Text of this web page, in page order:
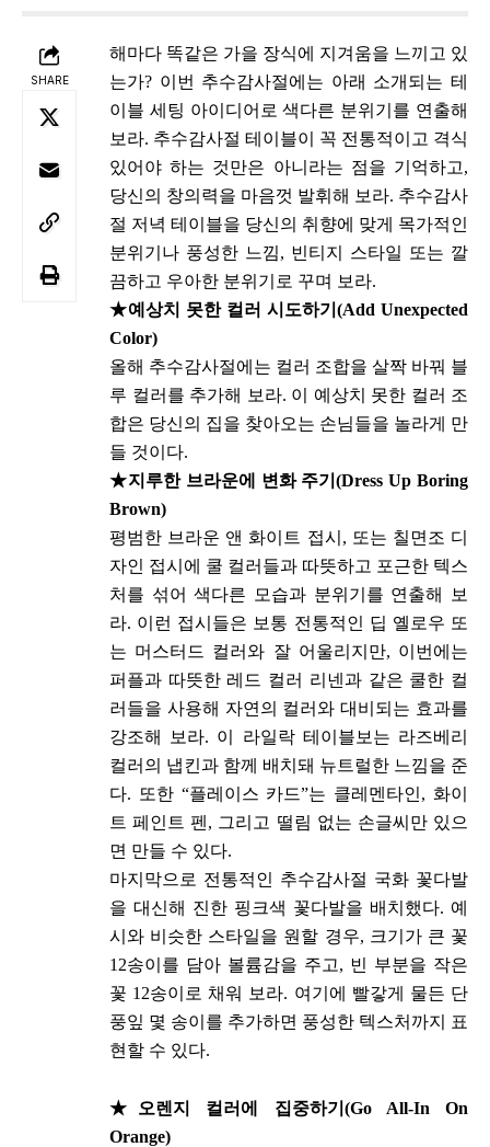
SHARE
해마다 똑같은 가을 장식에 지겨움을 느끼고 있
는가? 이번 추수감사절에는 아래 소개되는 테
이블 세팅 아이디어로 색다른 분위기를 연출해
보라. 추수감사절 테이블이 꼭 전통적이고 격식
있어야 하는 것만은 아니라는 점을 기억하고,
당신의 창의력을 마음껏 발휘해 보라. 추수감사
절 저녁 테이블을 당신의 취향에 맞게 목가적인
분위기나 풍성한 느낌, 빈티지 스타일 또는 깔
끔하고 우아한 분위기로 꾸며 보라.
★예상치 못한 컬러 시도하기(Add Unexpected
Color)
올해 추수감사절에는 컬러 조합을 살짝 바꿔 블
루 컬러를 추가해 보라. 이 예상치 못한 컬러 조
합은 당신의 집을 찾아오는 손님들을 놀라게 만
들 것이다.
★지루한 브라운에 변화 주기(Dress Up Boring
Brown)
평범한 브라운 앤 화이트 접시, 또는 칠면조 디
자인 접시에 쿨 컬러들과 따뜻하고 포근한 텍스
처를 섞어 색다른 모습과 분위기를 연출해 보
라. 이런 접시들은 보통 전통적인 딥 옐로우 또
는 머스터드 컬러와 잘 어울리지만, 이번에는
퍼플과 따뜻한 레드 컬러 리넨과 같은 쿨한 컬
러들을 사용해 자연의 컬러와 대비되는 효과를
강조해 보라. 이 라일락 테이블보는 라즈베리
컬러의 냅킨과 함께 배치돼 뉴트럴한 느낌을 준
다. 또한 “플레이스 카드”는 클레멘타인, 화이
트 페인트 펜, 그리고 떨림 없는 손글씨만 있으
면 만들 수 있다.
마지막으로 전통적인 추수감사절 국화 꽃다발
을 대신해 진한 핑크색 꽃다발을 배치했다. 예
시와 비슷한 스타일을 원할 경우, 크기가 큰 꽃
12송이를 담아 볼륨감을 주고, 빈 부분을 작은
꽃 12송이로 채워 보라. 여기에 빨갛게 물든 단
풍잎 몇 송이를 추가하면 풍성한 텍스처까지 표
현할 수 있다.
★ 오렌지 컬러에 집중하기(Go All-In On
Orange)